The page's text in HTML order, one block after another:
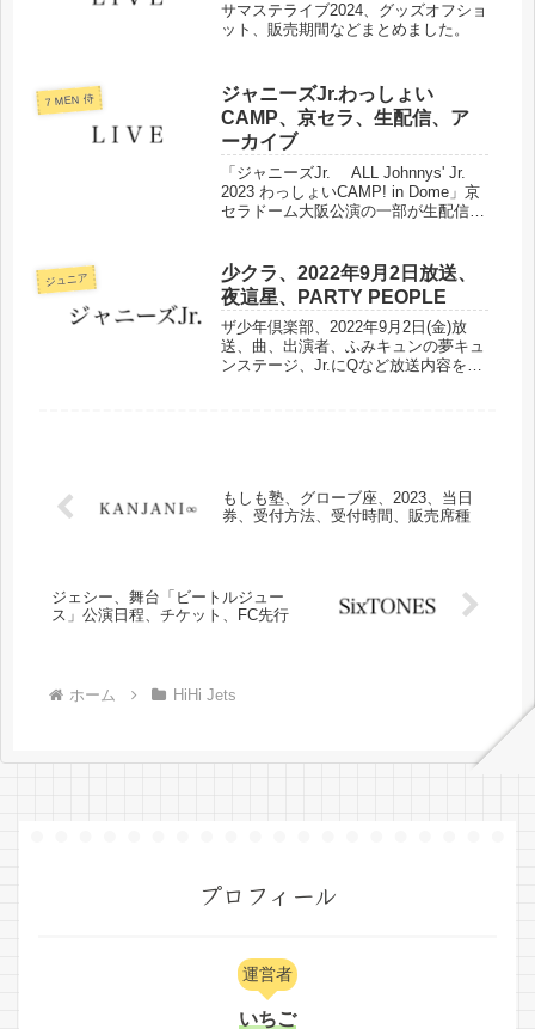
サマステライブ2024、グッズオフショ
ット、販売期間などまとめました。
7 MEN 侍
ジャニーズJr.わっしょい
CAMP、京セラ、生配信、ア
ーカイブ
「ジャニーズJr. ALL Johnnys' Jr.
2023 わっしょいCAMP! in Dome」京
セラドーム大阪公演の一部が生配信さ
ジュニア
少クラ、2022年9月2日放送、
夜這星、PARTY PEOPLE
ザ少年倶楽部、2022年9月2日(金)放
送、曲、出演者、ふみキュンの夢キュ
ンステージ、Jr.にQなど放送内容をま
もしも塾、グローブ座、2023、当日
券、受付方法、受付時間、販売席種
ジェシー、舞台「ビートルジュー
ス」公演日程、チケット、FC先行
ホーム HiHi Jets
プロフィール
運営者
いちご